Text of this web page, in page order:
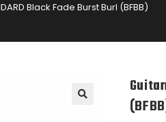
Black Fade Burst Burl (BFBB)